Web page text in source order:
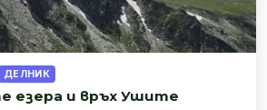
ДЕЛНИК
езера и връх Ушите